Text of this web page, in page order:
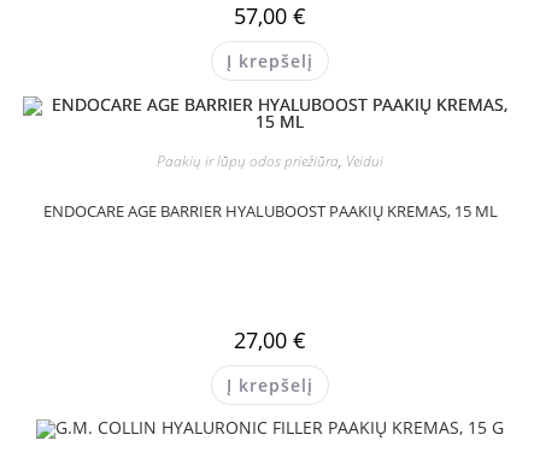
57,00 €
Į krepšelį
Paakių ir lūpų odos priežiūra, Veidui
ENDOCARE AGE BARRIER HYALUBOOST PAAKIŲ KREMAS, 15 ML
27,00 €
Į krepšelį